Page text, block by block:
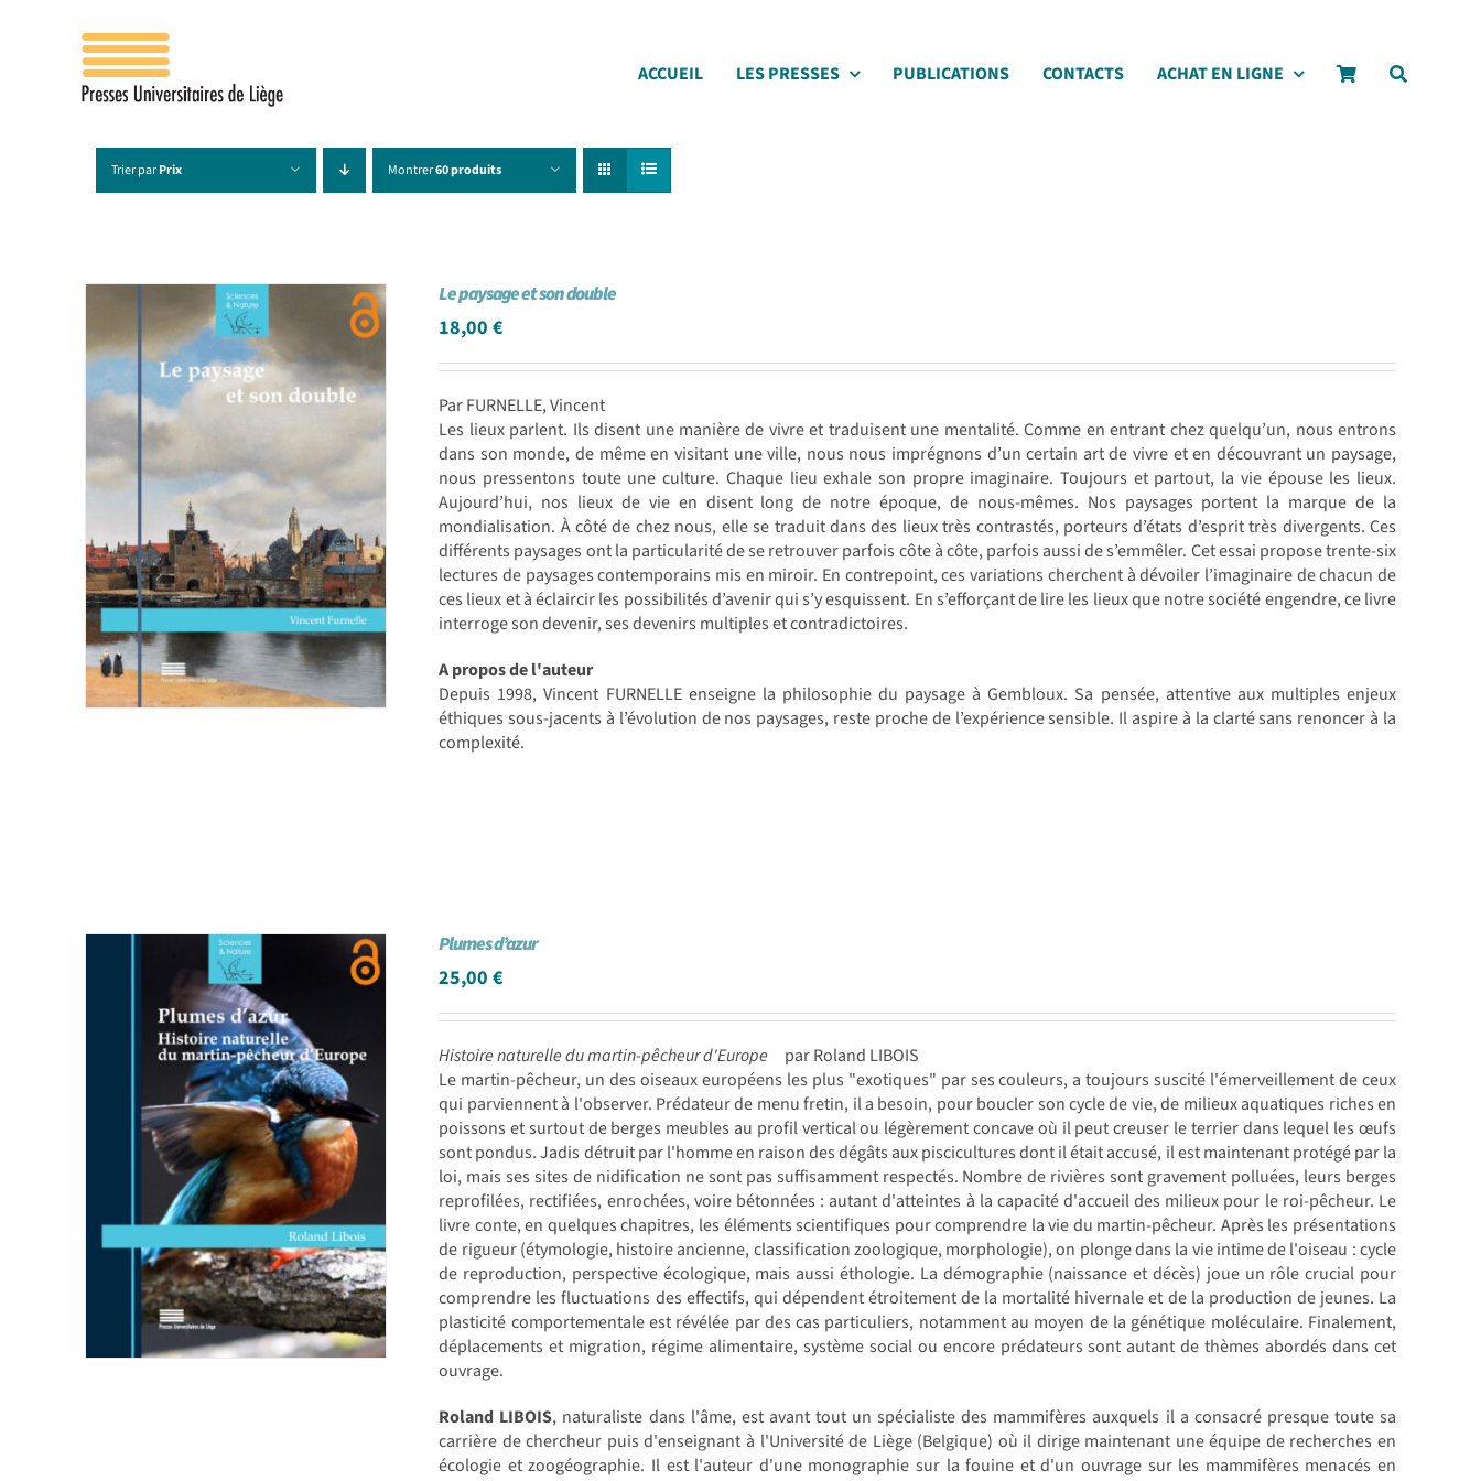
ACCUEIL LES PRESSES PUBLICATIONS CONTACTS ACHAT EN LIGNE
Trier parPrix Montrer60 produits
Le paysage et son double
18,00€
Par FURNELLE, Vincent
Les lieux parlent. Ils disent une manière de vivre et traduisent une mentalité. Comme en entrant chez quelqu’un, nous entrons
dans son monde, de même en visitant une ville, nous nous imprégnons d’un certain art de vivre et en découvrant un paysage,
nous pressentons toute une culture. Chaque lieu exhale son propre imaginaire. Toujours et partout, la vie épouse les lieux.
Aujourd’hui, nos lieux de vie en disent long de notre époque, de nous-mêmes. Nos paysages portent la marque de la
mondialisation. À côté de chez nous, elle se traduit dans des lieux très contrastés, porteurs d’états d’esprit très divergents. Ces
différents paysages ont la particularité de se retrouver parfois côte à côte, parfois aussi de s’emmêler. Cet essai propose trente-six
lectures de paysages contemporains mis en miroir. En contrepoint, ces variations cherchent à dévoiler l’imaginaire de chacun de
ces lieux et à éclaircir les possibilités d’avenir qui s’y esquissent. En s’efforçant de lire les lieux que notre société engendre, ce livre
interroge son devenir, ses devenirs multiples et contradictoires.
A propos de l'auteur
Depuis 1998, Vincent FURNELLE enseigne la philosophie du paysage à Gembloux. Sa pensée, attentive aux multiples enjeux
éthiques sous-jacents à l’évolution de nos paysages, reste proche de l’expérience sensible. Il aspire à la clarté sans renoncer à la
complexité.
Plumes d’azur
25,00€
Histoire naturelle du martin-pêcheur d'Europe
par Roland LIBOIS
Le martin-pêcheur, un des oiseaux européens les plus "exotiques" par ses couleurs, a toujours suscité l'émerveillement de ceux
qui parviennent à l'observer. Prédateur de menu fretin, il a besoin, pour boucler son cycle de vie, de milieux aquatiques riches en
poissons et surtout de berges meubles au profil vertical ou légèrement concave où il peut creuser le terrier dans lequel les œufs
sont pondus. Jadis détruit par l'homme en raison des dégâts aux piscicultures dont il était accusé, il est maintenant protégé par la
loi, mais ses sites de nidification ne sont pas suffisamment respectés. Nombre de rivières sont gravement polluées, leurs berges
reprofilées, rectifiées, enrochées, voire bétonnées : autant d'atteintes à la capacité d'accueil des milieux pour le roi-pêcheur. Le
livre conte, en quelques chapitres, les éléments scientifiques pour comprendre la vie du martin-pêcheur. Après les présentations
de rigueur (étymologie, histoire ancienne, classification zoologique, morphologie), on plonge dans la vie intime de l'oiseau : cycle
de reproduction, perspective écologique, mais aussi éthologie. La démographie (naissance et décès) joue un rôle crucial pour
comprendre les fluctuations des effectifs, qui dépendent étroitement de la mortalité hivernale et de la production de jeunes. La
plasticité comportementale est révélée par des cas particuliers, notamment au moyen de la génétique moléculaire. Finalement,
déplacements et migration, régime alimentaire, système social ou encore prédateurs sont autant de thèmes abordés dans cet
ouvrage.
Roland LIBOIS, naturaliste dans l'âme, est avant tout un spécialiste des mammifères auxquels il a consacré presque toute sa
carrière de chercheur puis d'enseignant à l'Université de Liège (Belgique) où il dirige maintenant une équipe de recherches en
écologie et zoogéographie. Il est l'auteur d'une monographie sur la fouine et d'un ouvrage sur les mammifères menacés en